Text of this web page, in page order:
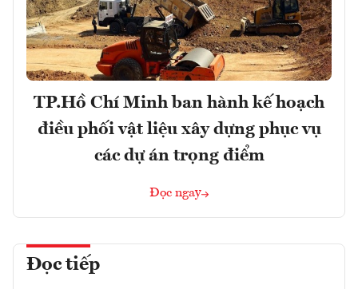
TP.Hồ Chí Minh ban hành kế hoạch
điều phối vật liệu xây dựng phục vụ
các dự án trọng điểm
Đọc ngay
Đọc tiếp